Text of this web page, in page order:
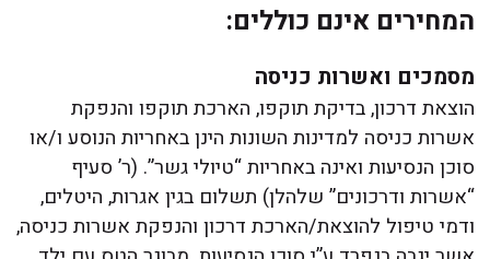
המחירים אינם כוללים:
מסמכים ואשרות כניסה
הוצאת דרכון, בדיקת תוקפו, הארכת תוקפו והנפקת
אשרות כניסה למדינות השונות הינן באחריות הנוסע ו/או
סוכן הנסיעות ואינה באחריות “טיולי גשר”. (ר’ סעיף
“אשרות ודרכונים” שלהלן) תשלום בגין אגרות, היטלים,
ודמי טיפול להוצאת/הארכת דרכון והנפקת אשרות כניסה,